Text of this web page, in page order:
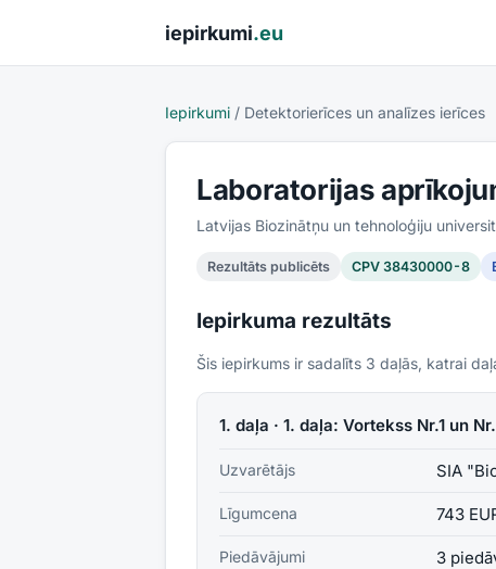
iepirkumi.eu
Iepirkumi / Detektorierīces un analīzes ierīces
Laboratorijas
Latvijas Biozinātņu un tehnoloģiju
Rezultāts publicēts CPV 38430000-8
Iepirkuma rezultāts
Šis iepirkums ir sadalīts 3 daļās, katrai
1. daļa · 1. daļa: Vortekss Nr.1 un
Uzvarētājs SIA
Līgumcena 743
Piedāvājumi 3